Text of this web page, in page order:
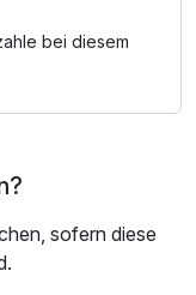
bei diesem
sofern diese